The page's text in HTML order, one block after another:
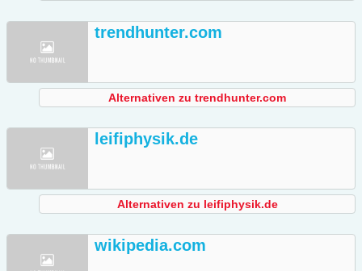
trendhunter.com
Alternativen zu trendhunter.com
leifiphysik.de
Alternativen zu leifiphysik.de
wikipedia.com